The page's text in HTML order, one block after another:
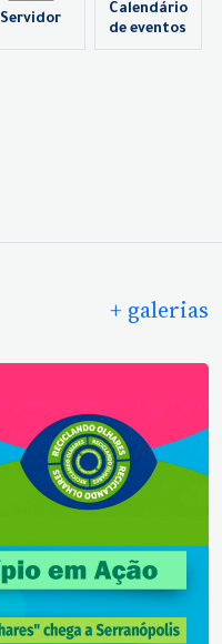
Servidor
Calendário
de eventos
+ galerias